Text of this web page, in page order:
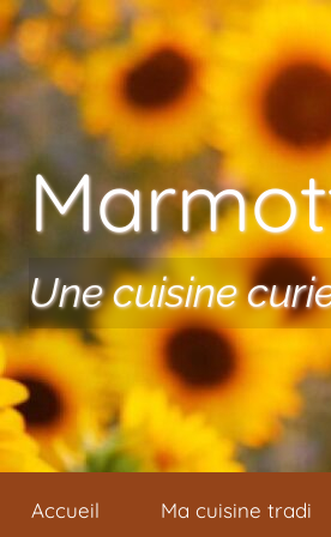
Aller au contenu
Une cuisine
Accueil Ma cuisine tradi